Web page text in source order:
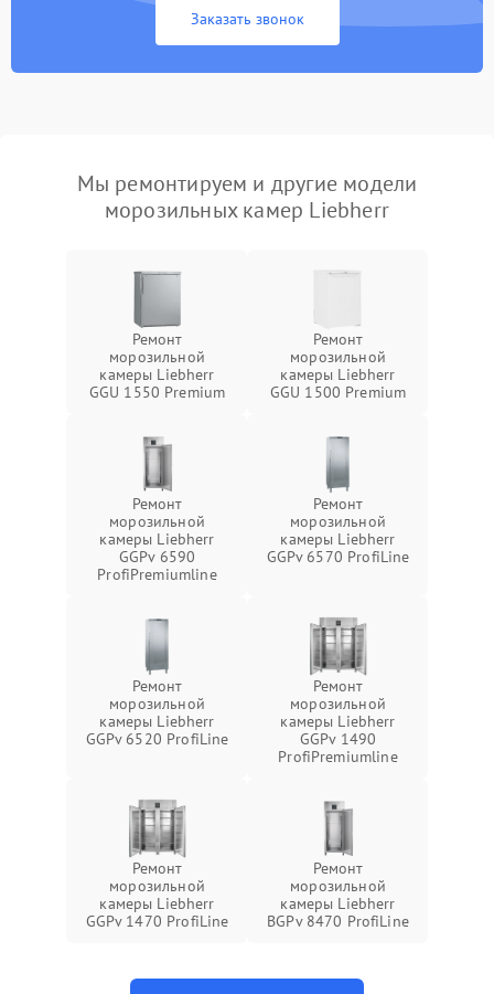
Заказать звонок
Мы ремонтируем и другие модели
морозильных камер Liebherr
Ремонт
морозильной
камеры Liebherr
GGU 1550 Premium
Ремонт
морозильной
камеры Liebherr
GGU 1500 Premium
Ремонт
морозильной
камеры Liebherr
GGPv 6590
ProfiPremiumline
Ремонт
морозильной
камеры Liebherr
GGPv 6570 ProfiLine
Ремонт
морозильной
камеры Liebherr
GGPv 6520 ProfiLine
Ремонт
морозильной
камеры Liebherr
GGPv 1490
ProfiPremiumline
Ремонт
морозильной
камеры Liebherr
GGPv 1470 ProfiLine
Ремонт
морозильной
камеры Liebherr
BGPv 8470 ProfiLine